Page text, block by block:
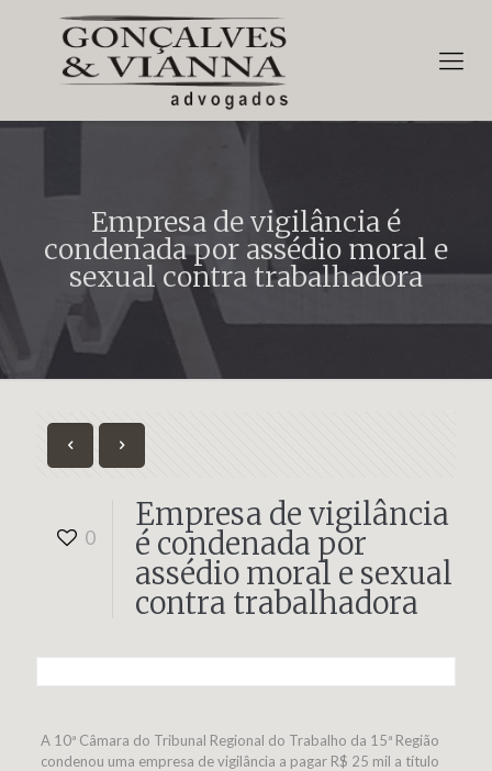
Empresa de vigilância é
condenada por assédio moral e
sexual contra trabalhadora
0
Empresa de vigilância
é condenada por
assédio moral e sexual
contra trabalhadora
A 10ª Câmara do Tribunal Regional do Trabalho da 15ª Região
condenou uma empresa de vigilância a pagar R$ 25 mil a título